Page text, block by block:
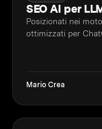
SEO AI per
Posizionati nei
ottimizzati per
Mario Crea